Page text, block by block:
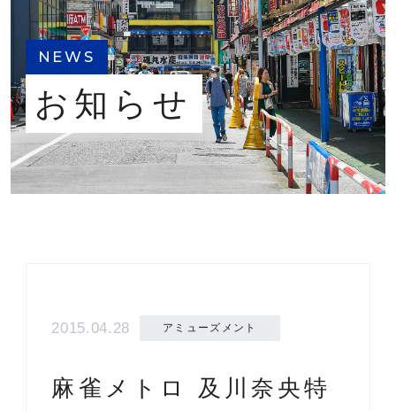
NEWS
お知らせ
2015.04.28 アミューズメント
麻雀メトロ 及川奈央特